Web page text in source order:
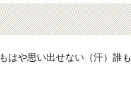
はや思い出せない（汗）誰も